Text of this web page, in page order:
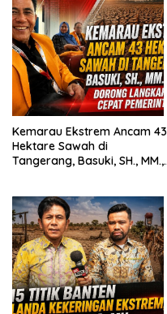
Kemarau Ekstrem Ancam 43
Hektare Sawah di
Tangerang, Basuki, SH., MM.,